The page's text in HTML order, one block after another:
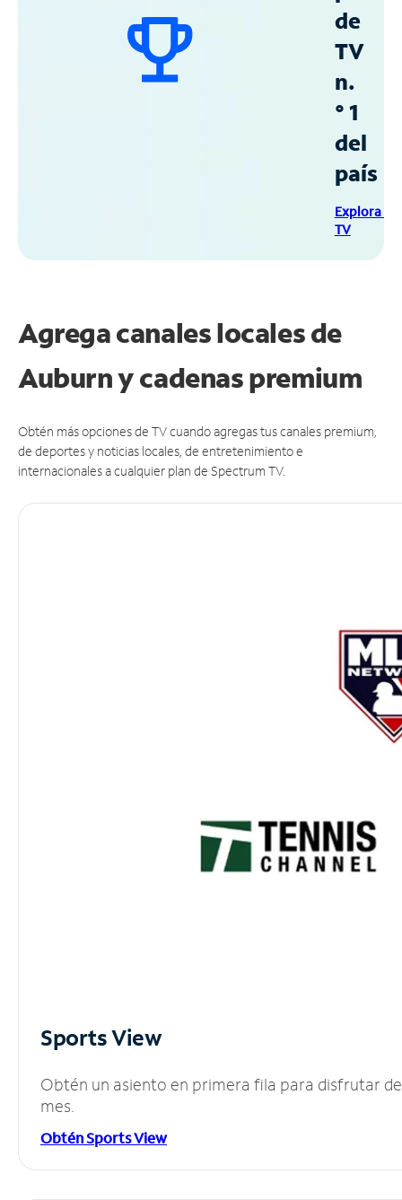
de
TV
n.
° 1
del
país
Explora
TV
Agrega canales locales de
Auburn y cadenas premium
Obtén más opciones de TV cuando agregas tus canales premium,
de deportes y noticias locales, de entretenimiento e
internacionales a cualquier plan de Spectrum TV.
Sports View
Obtén un asiento en primera fila para disfrutar
mes.
Obtén Sports View